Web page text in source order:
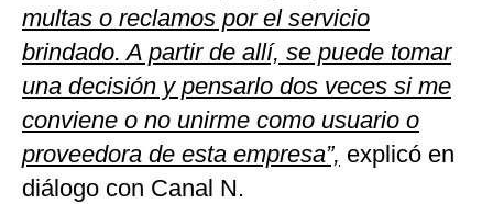
multas o reclamos por el servicio
brindado. A partir de allí, se puede tomar
una decisión y pensarlo dos veces si me
conviene o no unirme como usuario o
proveedora de esta empresa”, explicó en
diálogo con Canal N.